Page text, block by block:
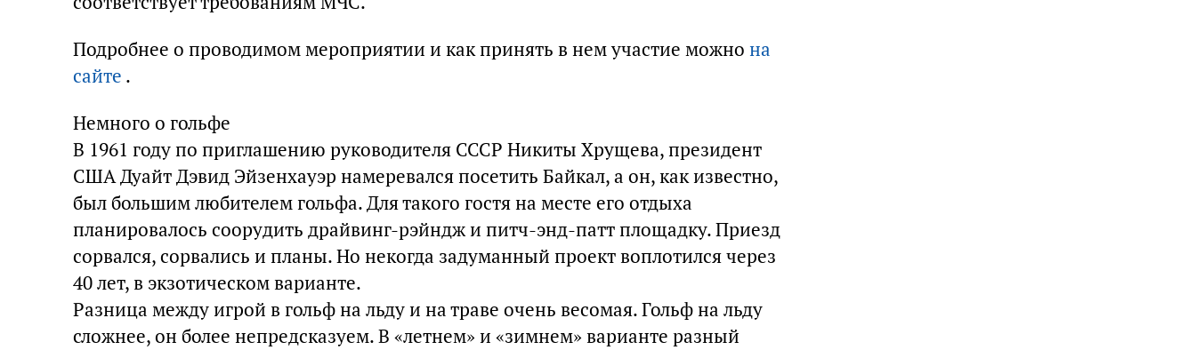
Подробнее о проводимом мероприятии и как принять в нем участие можно на
сайте .
Немного о гольфе
В 1961 году по приглашению руководителя СССР Никиты Хрущева, президент
США Дуайт Дэвид Эйзенхауэр намеревался посетить Байкал, а он, как известно,
был большим любителем гольфа. Для такого гостя на месте его отдыха
планировалось соорудить драйвинг-рэйндж и питч-энд-патт площадку. Приезд
сорвался, сорвались и планы. Но некогда задуманный проект воплотился через
40 лет, в экзотическом варианте.
Разница между игрой в гольф на льду и на траве очень весомая. Гольф на льду
сложнее, он более непредсказуем. В «летнем» и «зимнем» варианте разный